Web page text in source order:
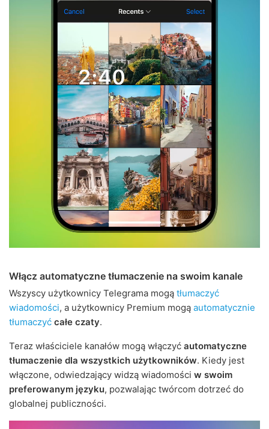
Włącz automatyczne tłumaczenie na swoim kanale
Wszyscy użytkownicy Telegrama mogą tłumaczyć
wiadomości, a użytkownicy Premium mogą automatycznie
tłumaczyć całe czaty.
Teraz właściciele kanałów mogą włączyć automatyczne
tłumaczenie dla wszystkich użytkowników. Kiedy jest
włączone, odwiedzający widzą wiadomości w swoim
preferowanym języku, pozwalając twórcom dotrzeć do
globalnej publiczności.